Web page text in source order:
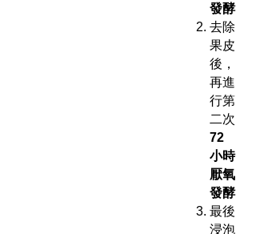
發酵
去除
果皮
後，
再進
行第
二次
72
小時
厭氧
發酵
最後
浸泡